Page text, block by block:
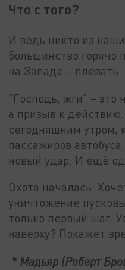
Что с того?
И ведь никто из
большинство горячо
на Западе – плевать.
"Господь, жги" – это
а призыв к
сегодняшним утром,
пассажиров
новый удар. И ещё
Охота началась.
уничтожение
только первый шаг.
наверху? Покажет
* Мадьяр (Роберт